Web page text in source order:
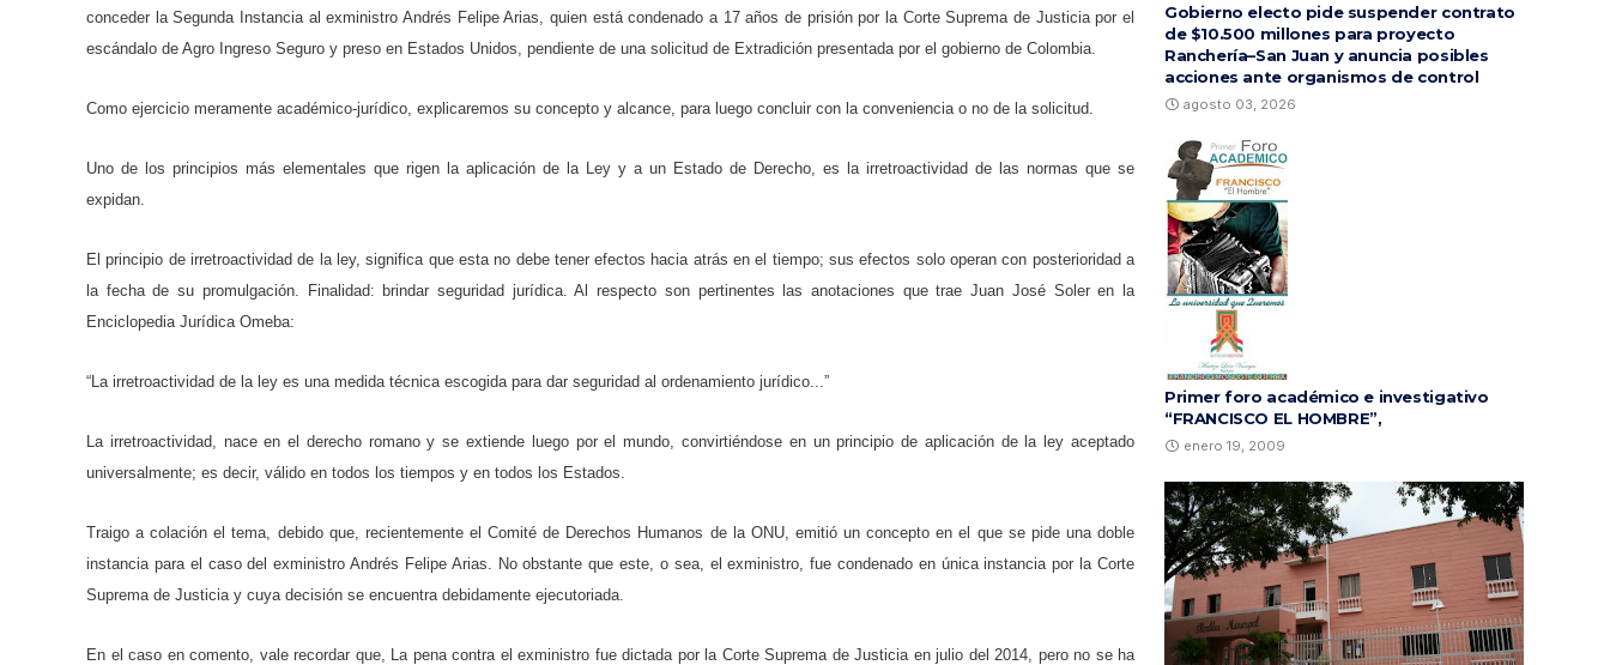
conceder la Segunda Instancia al exministro Andrés Felipe Arias, quien está condenado a 17 años de prisión por la Corte Suprema de Justicia por el
escándalo de Agro Ingreso Seguro y preso en Estados Unidos, pendiente de una solicitud de Extradición presentada por el gobierno de Colombia.
Como ejercicio meramente académico-jurídico, explicaremos su concepto y alcance, para luego concluir con la conveniencia o no de la solicitud.
Uno de los principios más elementales que rigen la aplicación de la Ley y a un Estado de Derecho, es la irretroactividad de las normas que se
expidan.
El principio de irretroactividad de la ley, significa que esta no debe tener efectos hacia atrás en el tiempo; sus efectos solo operan con posterioridad a
la fecha de su promulgación. Finalidad: brindar seguridad jurídica. Al respecto son pertinentes las anotaciones que trae Juan José Soler en la
Enciclopedia Jurídica Omeba:
“La irretroactividad de la ley es una medida técnica escogida para dar seguridad al ordenamiento jurídico...”
La irretroactividad, nace en el derecho romano y se extiende luego por el mundo, convirtiéndose en un principio de aplicación de la ley aceptado
universalmente; es decir, válido en todos los tiempos y en todos los Estados.
Traigo a colación el tema, debido que, recientemente el Comité de Derechos Humanos de la ONU, emitió un concepto en el que se pide una doble
instancia para el caso del exministro Andrés Felipe Arias. No obstante que este, o sea, el exministro, fue condenado en única instancia por la Corte
Suprema de Justicia y cuya decisión se encuentra debidamente ejecutoriada.
En el caso en comento, vale recordar que, La pena contra el exministro fue dictada por la Corte Suprema de Justicia en julio del 2014, pero no se ha
Gobierno electo pide suspender contrato
de $10.500 millones para proyecto
Ranchería–San Juan y anuncia posibles
acciones ante organismos de control
agosto 03, 2026
Primer foro académico e investigativo
“FRANCISCO EL HOMBRE”,
enero 19, 2009